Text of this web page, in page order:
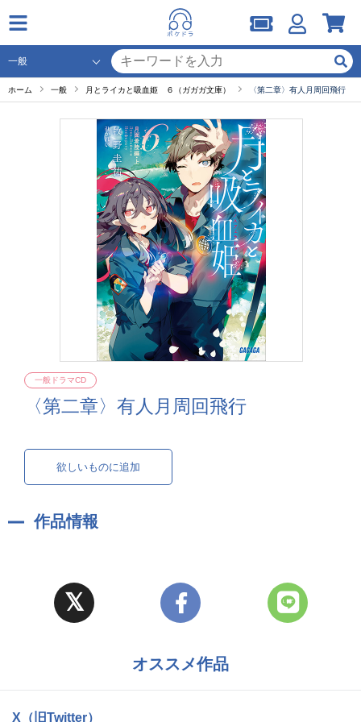
ホーム 一般 月とライカと吸血姫 ６（ガガガ文庫） 〈第二章〉有人月周回飛行
〈第二章〉有人月周回飛行
一般ドラマCD
欲しいものに追加
作品情報
オススメ作品
X（旧Twitter）